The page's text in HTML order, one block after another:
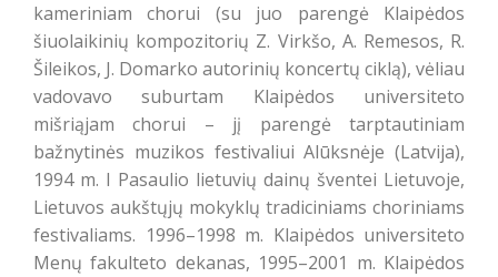
kameriniam chorui (su juo parengė Klaipėdos
šiuolaikinių kompozitorių Z. Virkšo, A. Remesos, R.
Šileikos, J. Domarko autorinių koncertų ciklą), vėliau
vadovavo suburtam Klaipėdos universiteto
mišriąjam chorui – jį parengė tarptautiniam
bažnytinės muzikos festivaliui Alūksnėje (Latvija),
1994 m. I Pasaulio lietuvių dainų šventei Lietuvoje,
Lietuvos aukštųjų mokyklų tradiciniams choriniams
festivaliams. 1996–1998 m. Klaipėdos universiteto
Menų fakulteto dekanas, 1995–2001 m. Klaipėdos